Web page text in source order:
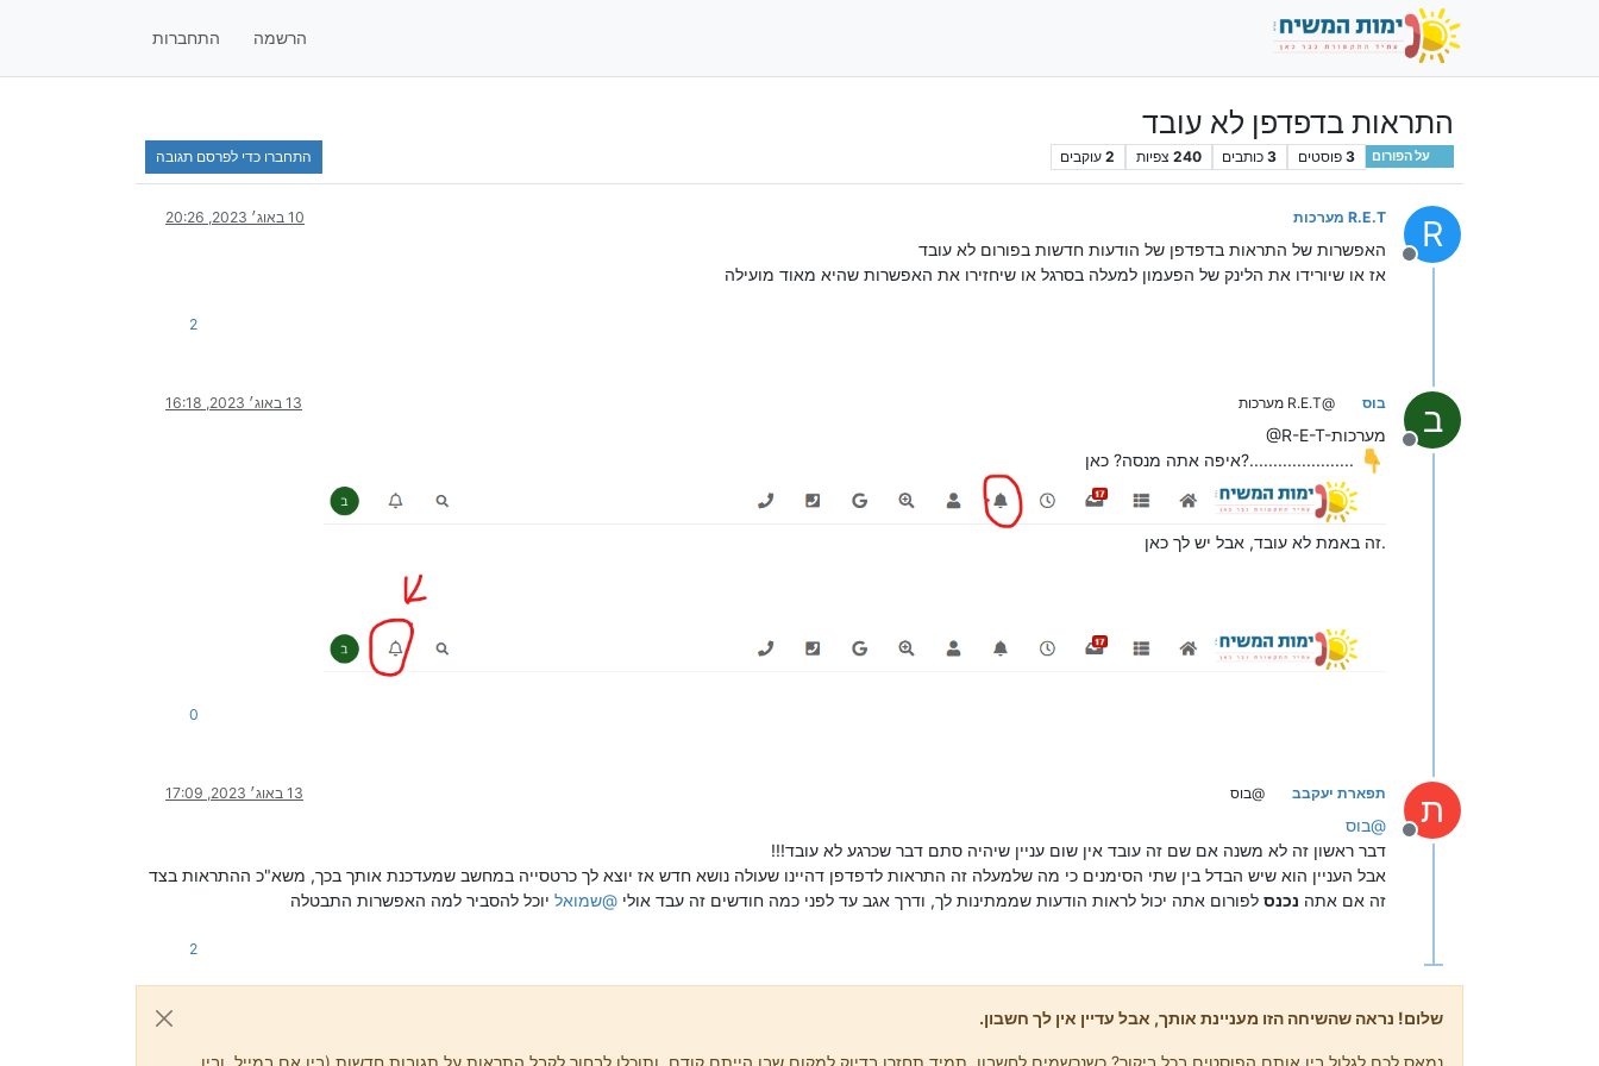
הרשמה התחברות
התראות בדפדפן לא עובד
על הפורום 3 פוסטים 3 כותבים 240 צפיות 2 עוקבים התחברו כדי לפרסם תגובה
R
מנותק
R.E.T מערכות 10 באוג׳ 2023, 20:26
האפשרות של התראות בדפדפן של הודעות חדשות בפורום לא עובד
אז או שיורידו את הלינק של הפעמון למעלה בסרגל או שיחזירו את האפשרות שהיא מאוד מועילה
2
ב
מנותק
בוס @R.E.T מערכות 13 באוג׳ 2023, 16:18
@R-E-T-מערכות
איפה אתה מנסה? כאן?......................
זה באמת לא עובד, אבל יש לך כאן.
0
ת
מנותק
תפארת יעקבב @בוס 13 באוג׳ 2023, 17:09
@בוס
דבר ראשון זה לא משנה אם שם זה עובד אין שום עניין שיהיה סתם דבר שכרגע לא עובד!!!
אבל העניין הוא שיש הבדל בין שתי הסימנים כי מה שלמעלה זה התראות לדפדפן דהיינו שעולה נושא חדש אז יוצא לך כרטסייה במחשב שמעדכנת אותך בכך, משא"כ ההתראות בצד
זה אם אתה נכנס לפורום אתה יכול לראות הודעות שממתינות לך, ודרך אגב עד לפני כמה חודשים זה עבד אולי @שמואל יוכל להסביר למה האפשרות התבטלה
2
שלום! נראה שהשיחה הזו מעניינת אותך, אבל עדיין אין לך חשבון.
נמאס לכם לגלול בין אותם הפוסטים בכל ביקור? כשנרשמים לחשבון, תמיד תחזרו בדיוק למקום שבו הייתם קודם, ותוכלו לבחור לקבל התראות על תגובות חדשות (בין אם במייל, ובין